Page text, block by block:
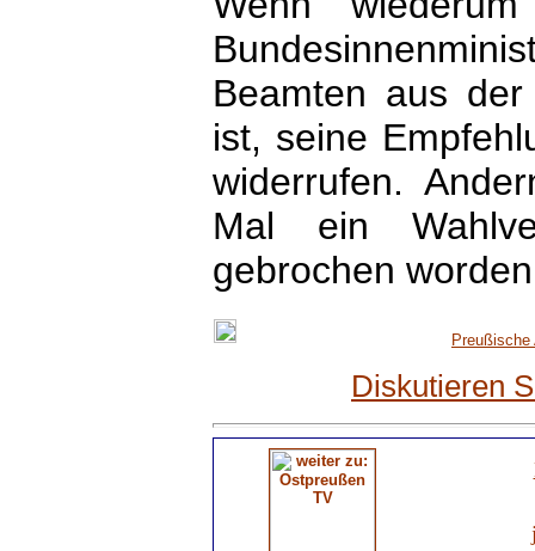
Beamten aus
ist, seine
widerrufen.
Mal ein
gebrochen
Preußische
Diskutieren